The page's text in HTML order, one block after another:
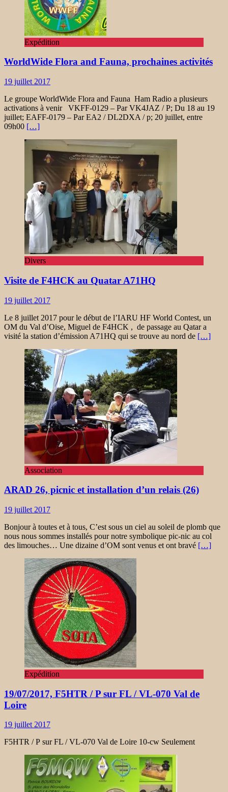
Expédition
WorldWide Flora and Fauna, prochaines activités
19 juillet 2017
Le groupe WorldWide Flora and Fauna Ham Radio a plusieurs
activations à venir VKFF-0129 – Par VK4JAZ / P; Du 18 au 19
juillet; EAFF-0179 – Par EA2 / DL2DXA / p; 20 juillet, entre
09h00 […]
Divers
Visite de F4HCK au Quatar A71HQ
19 juillet 2017
Le 8 juillet 2017 pour le début de l’IARU HF World Contest, un
OM du Val d’Oise, Miguel de F4HCK , de passage au Qatar a
visité la station d’émission A71HQ qui se trouve au nord de […]
Association
ARAD 26, picnic et installation d’un relais (26)
19 juillet 2017
Bonjour à toutes et à tous, C’est sous un ciel au soleil de plomb que
nous nous sommes installés pour notre symbolique pic-nic au col
des limouches… Une dizaine d’OM sont venus et ont bravé […]
Expédition
19/07/2017, F5HTR / P sur FL / VL-070 Val de
Loire
19 juillet 2017
F5HTR / P sur FL / VL-070 Val de Loire 10-cw Seulement